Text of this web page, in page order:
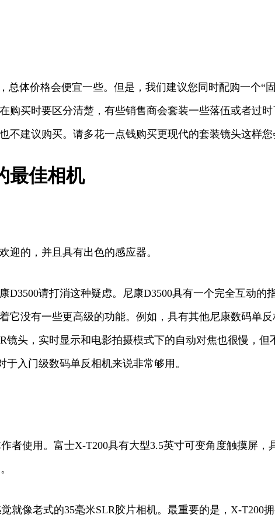
总体价格会便宜一些。但是，我们建议您同时配购一个
购买时要区分清楚，有些销售商会套装一些落伍或者过
不建议购买。请多花一点钱购买更现代的套装镜头这样
最佳相机
迎的，并且具有出色的感应器。
D3500请打消这种疑虑。尼康D3500具有一个完全互动
它没有一些更高级的功能。例如，具有其他尼康数码单
镜头，实时显示和电影拍摄模式下的自动对焦也很慢，
入门级数码单反相机来说非常够用。
者使用。富士X-T200具有大型3.5英寸可变角度触摸屏
就像老式的35毫米SLR胶片相机。最重要的是，X-